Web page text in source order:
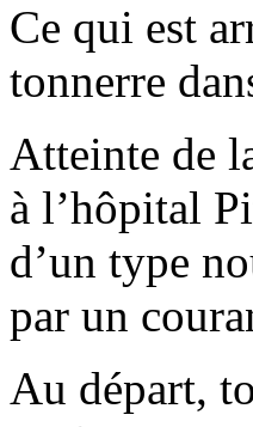
Ce qui est
tonnerre
Atteinte de
à l’hôpital
d’un type
par un
Au départ,